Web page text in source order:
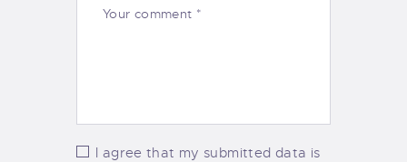
I agree that my submitted data is